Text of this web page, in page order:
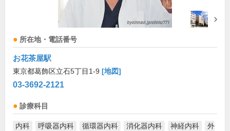
所在地・電話番号
お花茶屋駅
東京都葛飾区立石5丁目1-9 [地図]
03-3692-2121
診療科目
内科 呼吸器内科 循環器内科 消化器内科 神経内科
外